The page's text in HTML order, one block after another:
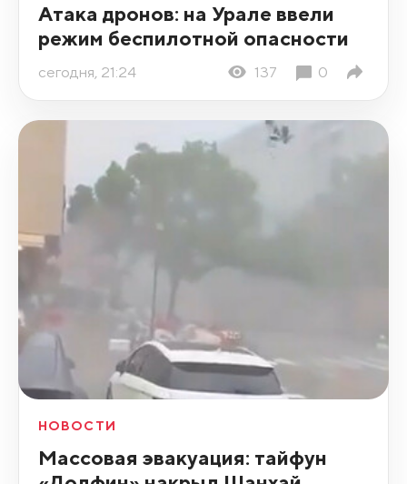
Атака дронов: на Урале ввели
режим беспилотной опасности
сегодня, 21:24 137 0
НОВОСТИ
Массовая эвакуация: тайфун